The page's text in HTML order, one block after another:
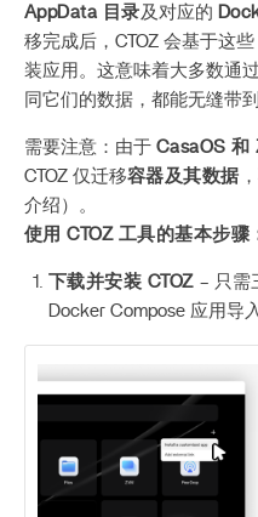
AppData 目录 及对应的
移完成后，CTOZ 会基于这
装应用。这意味着大多数通
同它们的数据，都能无缝带
需要注意：由于 CasaOS 和
CTOZ 仅迁移容器及其数据
介绍）。
使用 CTOZ 工具的基本步骤
下载并安装 CTOZ– 只需
Docker Compose 应用导